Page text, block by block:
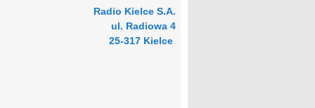
Radio Kielce S.A.
ul. Radiowa 4
25-317 Kielce